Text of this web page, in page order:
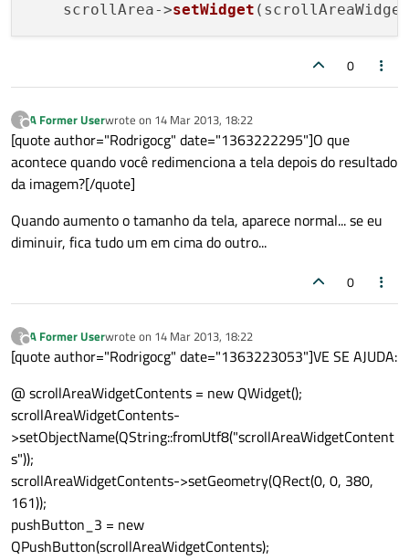
    scrollArea->
setWidget
0
?
Offline
A Former Userwrote on 14 Mar 2013, 18:22
last edited by
[quote author="Rodrigocg" date="1363222295"]O que
acontece quando você redimenciona a tela depois do resultado
da imagem?[/quote]
Quando aumento o tamanho da tela, aparece normal... se eu
diminuir, fica tudo um em cima do outro...
0
?
Offline
A Former Userwrote on 14 Mar 2013, 18:22
last edited by
[quote author="Rodrigocg" date="1363223053"]VE SE AJUDA:
@ scrollAreaWidgetContents = new QWidget();
scrollAreaWidgetContents-
>setObjectName(QString::fromUtf8("scrollAreaWidgetContent
s"));
scrollAreaWidgetContents->setGeometry(QRect(0, 0, 380,
161));
pushButton_3 = new
QPushButton(scrollAreaWidgetContents);